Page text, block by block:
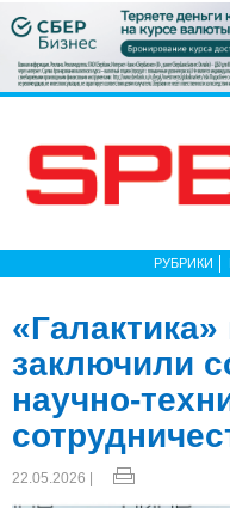
РУБРИКИ
заключили
научно-
22.05.2026 |